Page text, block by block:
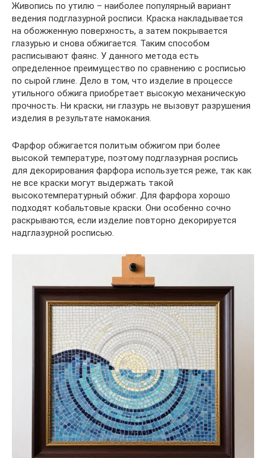
Живопись по утилю – наиболее популярный вариант
ведения подглазурной росписи. Краска накладывается
на обожженную поверхность, а затем покрывается
глазурью и снова обжигается. Таким способом
расписывают фаянс. У данного метода есть
определенное преимущество по сравнению с росписью
по сырой глине. Дело в том, что изделие в процессе
утильного обжига приобретает высокую механическую
прочность. Ни краски, ни глазурь не вызовут разрушения
изделия в результате намокания.
Фарфор обжигается политым обжигом при более
высокой температуре, поэтому подглазурная роспись
для декорирования фарфора используется реже, так как
не все краски могут выдержать такой
высокотемпературный обжиг. Для фарфора хорошо
подходят кобальтовые краски. Они особенно сочно
раскрываются, если изделие повторно декорируется
надглазурной росписью.